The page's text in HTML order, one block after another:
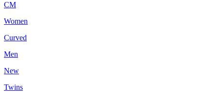
CM
Women
Curved
Men
New
Twins